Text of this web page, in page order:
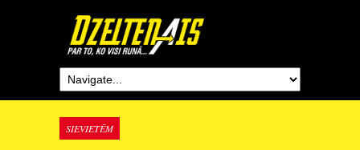
SIEVIETĒM